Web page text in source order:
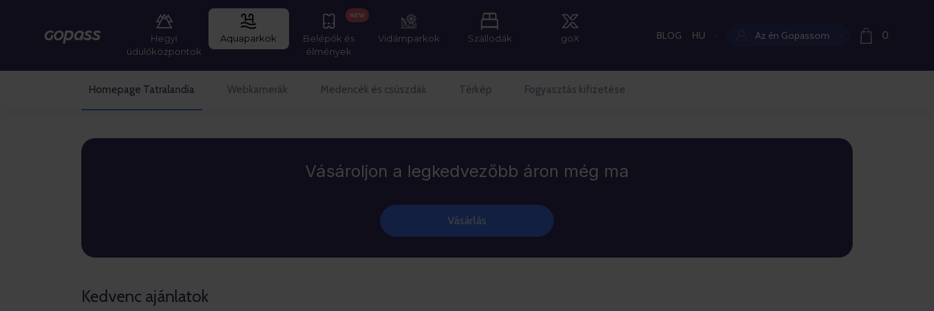
Gopass
Hegyi
üdülőközpontok
Aquaparkok
Belépők és
élmények
NEW
Vidámparkok Szállodák goX BLOG Aktuális nyelv:
HU Az én Gopassom 0
Homepage Tatralandia Webkamerák Medencék és csúszdák Térkép Fogyasztás kifizetése
Vásároljon a legkedvezőbb áron még ma
Vásárlás
Kedvenc ajánlatok